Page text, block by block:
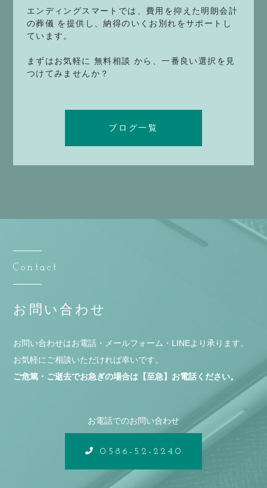
エンディングスマートでは、費用を抑えた明朗会計
の葬儀 を提供し、納得のいくお別れをサポートし
ています。
まずはお気軽に 無料相談 から、一番良い選択を見
つけてみませんか？
ブログ一覧
Contact
お問い合わせ
お問い合わせはお電話・メールフォーム・LINEより承ります。
お気軽にご相談いただければ幸いです。
ご危篤・ご逝去でお急ぎの場合は【至急】お電話ください。
お電話でのお問い合わせ
0586-52-2240